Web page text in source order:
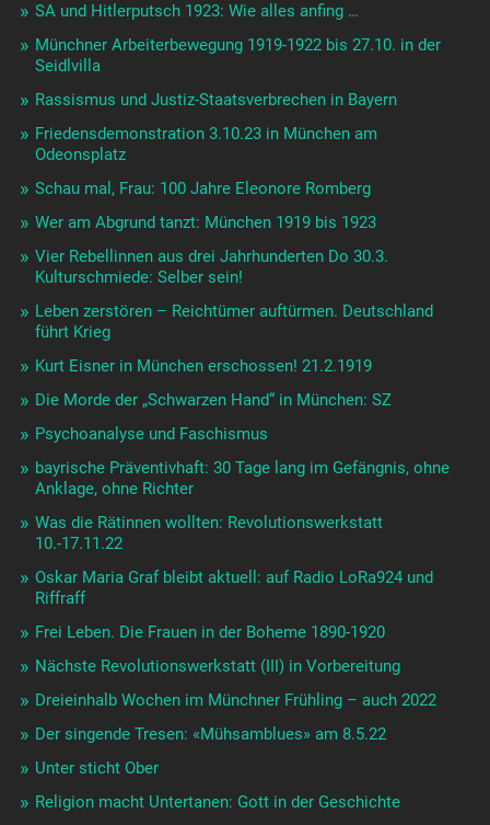
SA und Hitlerputsch 1923: Wie alles anfing …
Münchner Arbeiterbewegung 1919-1922 bis 27.10. in der
Seidlvilla
Rassismus und Justiz-Staatsverbrechen in Bayern
Friedensdemonstration 3.10.23 in München am
Odeonsplatz
Schau mal, Frau: 100 Jahre Eleonore Romberg
Wer am Abgrund tanzt: München 1919 bis 1923
Vier Rebellinnen aus drei Jahrhunderten Do 30.3.
Kulturschmiede: Selber sein!
Leben zerstören – Reichtümer auftürmen. Deutschland
führt Krieg
Kurt Eisner in München erschossen! 21.2.1919
Die Morde der „Schwarzen Hand“ in München: SZ
Psychoanalyse und Faschismus
bayrische Präventivhaft: 30 Tage lang im Gefängnis, ohne
Anklage, ohne Richter
Was die Rätinnen wollten: Revolutionswerkstatt
10.-17.11.22
Oskar Maria Graf bleibt aktuell: auf Radio LoRa924 und
Riffraff
Frei Leben. Die Frauen in der Boheme 1890-1920
Nächste Revolutionswerkstatt (III) in Vorbereitung
Dreieinhalb Wochen im Münchner Frühling – auch 2022
Der singende Tresen: «Mühsamblues» am 8.5.22
Unter sticht Ober
Religion macht Untertanen: Gott in der Geschichte